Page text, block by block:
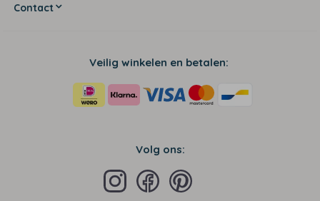
Contact
Veilig winkelen en betalen:
Volg ons: